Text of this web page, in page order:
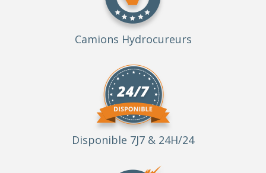
Camions Hydrocureurs
Disponible 7J7 & 24H/24